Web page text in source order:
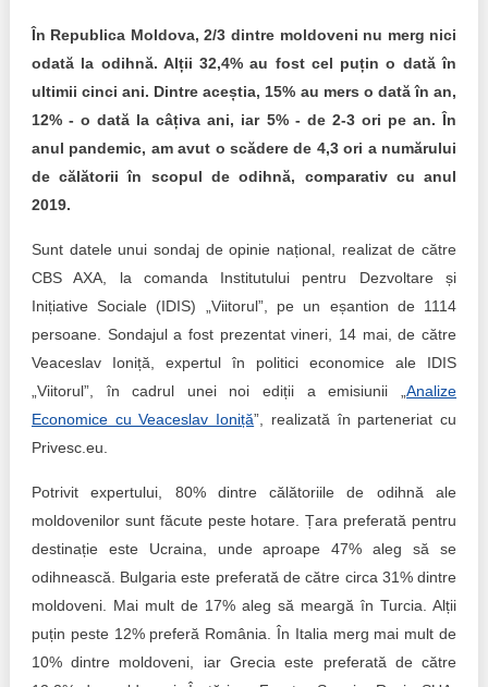
The best and the worst local policies in Moldova
Democracy, independence and transparency of key
public institutions in Moldova
Integrity of public procurement in Moldova
În Republica Moldova, 2/3 dintre moldoveni nu merg nici
odată la odihnă. Alții 32,4% au fost cel puțin o dată în
ultimii cinci ani. Dintre aceștia, 15% au mers o dată în an,
12% - o dată la câțiva ani, iar 5% - de 2-3 ori pe an. În
anul pandemic, am avut o scădere de 4,3 ori a numărului
de călătorii în scopul de odihnă, comparativ cu anul
2019.
Sunt datele unui sondaj de opinie național, realizat de către
CBS AXA, la comanda Institutului pentru Dezvoltare și
Inițiative Sociale (IDIS) „Viitorul”, pe un eșantion de 1114
persoane. Sondajul a fost prezentat vineri, 14 mai, de către
Veaceslav Ioniță, expertul în politici economice ale IDIS
„Viitorul”, în cadrul unei noi ediții a emisiunii „Analize
Economice cu Veaceslav Ioniță”, realizată în parteneriat cu
Privesc.eu.
Potrivit expertului, 80% dintre călătoriile de odihnă ale
moldovenilor sunt făcute peste hotare. Țara preferată pentru
destinație este Ucraina, unde aproape 47% aleg să se
odihnească. Bulgaria este preferată de către circa 31% dintre
moldoveni. Mai mult de 17% aleg să meargă în Turcia. Alții
puțin peste 12% preferă România. În Italia merg mai mult de
10% dintre moldoveni, iar Grecia este preferată de către